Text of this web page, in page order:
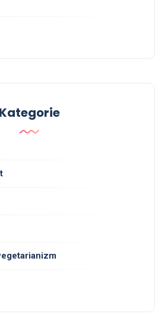
Kategorie